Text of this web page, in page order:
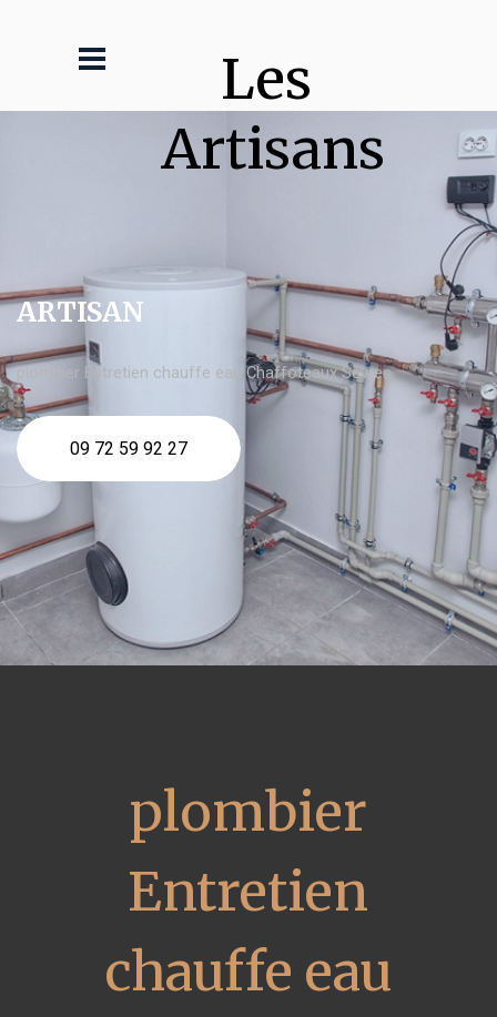
Les
Artisans
ARTISAN
plombier Entretien chauffe eau Chaffoteaux Sèvres
09 72 59 92 27
plombier
Entretien
chauffe eau